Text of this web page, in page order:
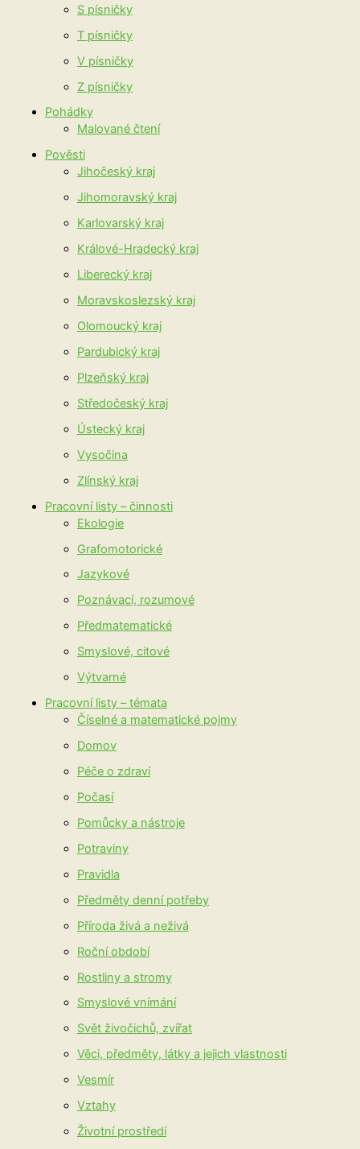
S písničky
T písničky
V písničky
Z písničky
Pohádky
Malované čtení
Pověsti
Jihočeský kraj
Jihomoravský kraj
Karlovarský kraj
Králové-Hradecký kraj
Liberecký kraj
Moravskoslezský kraj
Olomoucký kraj
Pardubický kraj
Plzeňský kraj
Středočeský kraj
Ústecký kraj
Vysočina
Zlínský kraj
Pracovní listy – činnosti
Ekologie
Grafomotorické
Jazykové
Poznávací, rozumové
Předmatematické
Smyslové, citové
Výtvarné
Pracovní listy – témata
Číselné a matematické pojmy
Domov
Péče o zdraví
Počasí
Pomůcky a nástroje
Potraviny
Pravidla
Předměty denní potřeby
Příroda živá a neživá
Roční období
Rostliny a stromy
Smyslové vnímání
Svět živočichů, zvířat
Věci, předměty, látky a jejich vlastnosti
Vesmír
Vztahy
Životní prostředí